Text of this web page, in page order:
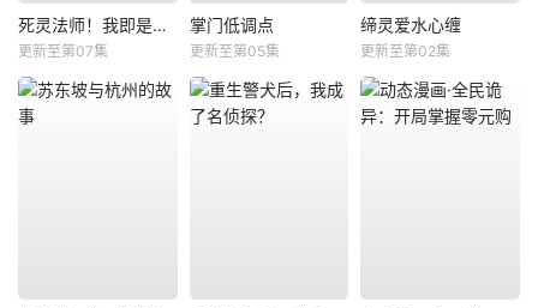
死灵法师！我即是天灾
更新至第07集
掌门低调点
更新至第05集
缔灵爱水心缠
更新至第02集